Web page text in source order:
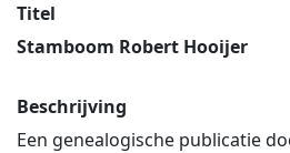
Titel
Stamboom Robert Hooijer
Beschrijving
Een genealogische publicatie